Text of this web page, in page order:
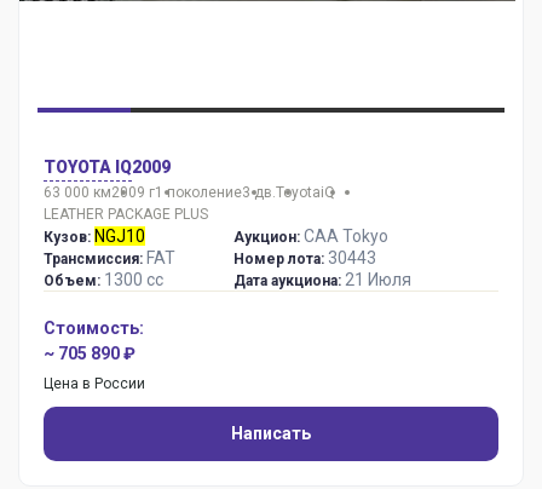
TOYOTA IQ2009
63 000 км2009 г1 поколение3 дв. ToyotaiQ
LEATHER PACKAGE PLUS
Кузов: NGJ10
Трансмиссия: FAT
Объем: 1300 сс
Аукцион: CAA Tokyo
Номер лота: 30443
Дата аукциона: 21 Июля
Стоимость:
~ 705 890 ₽
Цена в России
Написать